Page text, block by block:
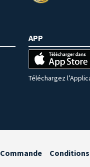
APP
Téléchargez
Commande